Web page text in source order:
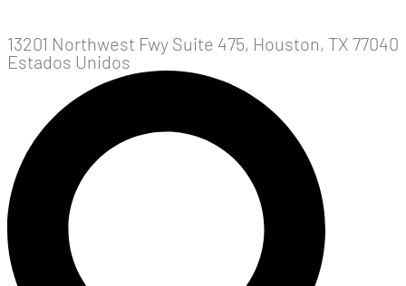
13201 Northwest Fwy Suite 475, Houston, TX 77040
Estados Unidos